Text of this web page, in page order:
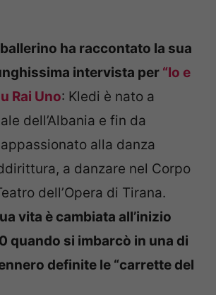
ha raccontato la sua
intervista per “Io e
Rai Uno: Kledi è nato a
dell’Albania e fin da
alla danza
a danzare nel Corpo
dell’Opera di Tirana.
vita è cambiata all’inizio
quando si imbarcò in una di
definite le “carrette del